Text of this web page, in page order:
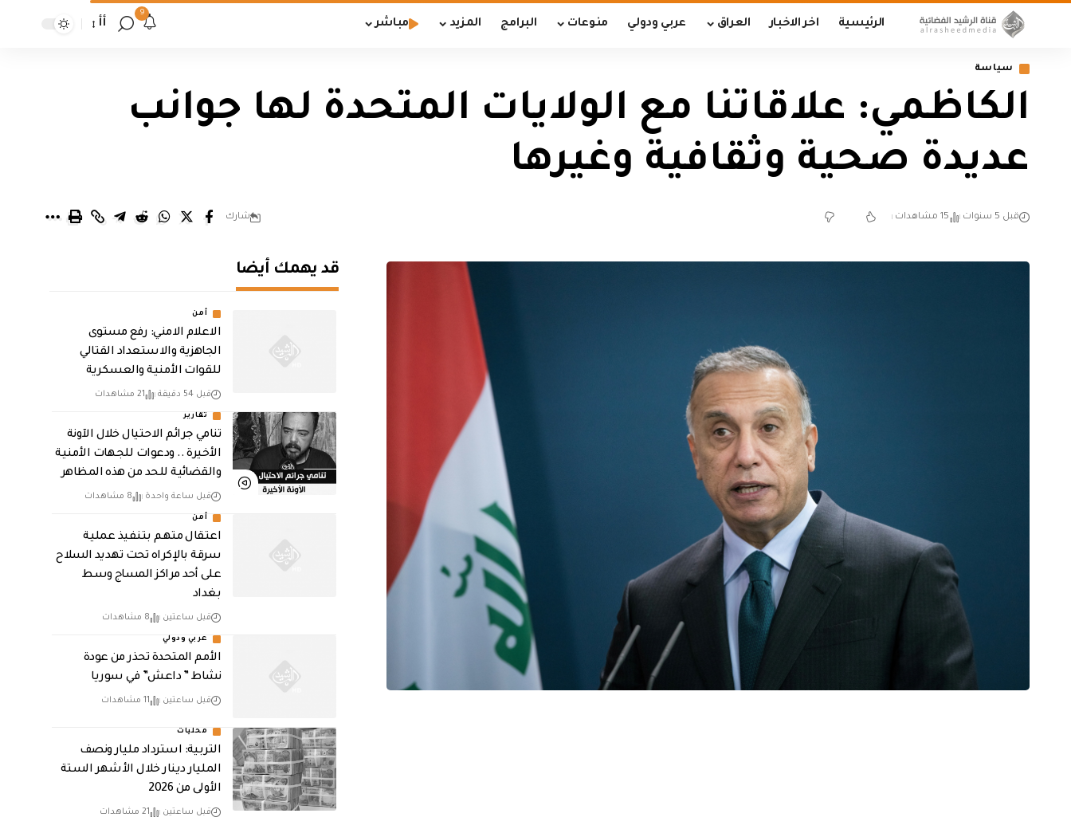
الرئيسية اخر الاخبار العراق عربي ودولي منوعات البرامج المزيد مباشر
9
أأ
سياسة
الكاظمي: علاقاتنا مع الولايات المتحدة لها جوانب
عديدة صحية وثقافية وغيرها
قبل 5 سنوات 15 مشاهدات شارك
قد يهمك أيضا
أمن
الاعلام الامني: رفع مستوى
الجاهزية والاستعداد القتالي
للقوات الأمنية والعسكرية
قبل 54 دقيقة 21 مشاهدات
تقارير
تنامي جرائم الاحتيال خلال الآونة
الأخيرة .. ودعوات للجهات الأمنية
والقضائية للحد من هذه المظاهر
قبل ساعة واحدة 8 مشاهدات
أمن
اعتقال متهم بتنفيذ عملية
سرقة بالإكراه تحت تهديد السلاح
على أحد مراكز المساج وسط
بغداد
قبل ساعتين 8 مشاهدات
عربي ودولي
الأمم المتحدة تحذر من عودة
نشاط ” داعش” في سوريا
قبل ساعتين 11 مشاهدات
محليات
التربية: استرداد مليار ونصف
المليار دينار خلال الأشهر الستة
الأولى من 2026
قبل ساعتين 21 مشاهدات